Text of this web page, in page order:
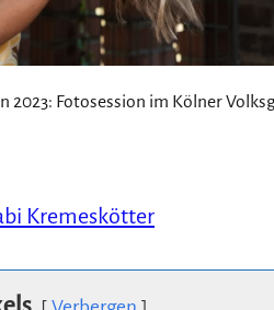
2023: Fotosession im Kölner
Kremeskötter